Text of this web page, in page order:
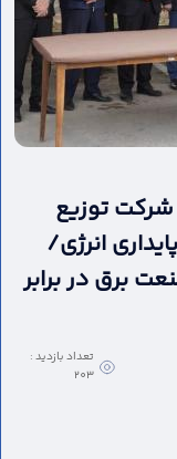
شرکت توزیع
انرژی/
برق در برابر
تعداد بازدید :
203